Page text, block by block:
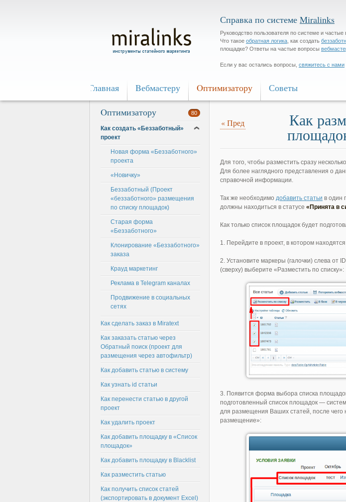
Справка по системе Miralinks
Руководство пользователя по системе и частые
Что такое обратная логика , как создать
площадке? Ответы на частые вопросы
Если у вас остались вопросы, свяжитесь с нами
Главная Bебмастеру Oптимизатору Советы
«Пред Как
Для того, чтобы разместить сразу
Для более наглядного представления о
справочной информации.
Так же необходимо добавить статьи в один
должны находиться в статусе «Принята в
Как только список площадок будет
1. Перейдите в проект, в котором
2. Установите маркеры (галочки) слева от
(сверху) выберите «Разместить по списку»:
3. Появится форма выбора списка
подготовленный список площадок —
для размещения Ваших статей, после чего
размещение»:
Oптимизатору 80
Как создать «Беззаботный»
проект
Новая форма «Беззаботного»
проекта
«Новичку»
Беззаботный (Проект
«беззаботного» размещения
по списку площадок)
Старая форма
«Беззаботного»
Клонирование «Беззаботного»
заказа
Крауд маркетинг
Реклама в Telegram каналах
Продвижение в социальных
сетях
Как сделать заказ в Miratext
Как заказать статью через
Обратный поиск (проект для
размещения через автофильтр)
Как добавить статью в систему
Как узнать id статьи
Как перенести статью в другой
проект
Как удалить проект
Как добавить площадку в «Список
площадок»
Как добавить площадку в Blacklist
Как разместить статью
Как получить список статей
(экспортировать в документ Excel)